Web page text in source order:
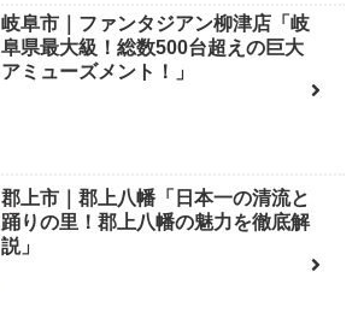
岐阜市｜ファンタジアン柳津店「岐
阜県最大級！総数500台超えの巨大
アミューズメント！」
郡上市｜郡上八幡「日本一の清流と
踊りの里！郡上八幡の魅力を徹底解
説」